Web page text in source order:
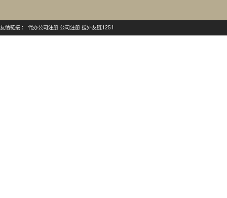
友情链接 ： 代办公司注册 公司注册 搜外友链1251